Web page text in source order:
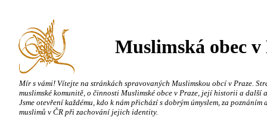
Muslimská obec v
Mír s vámi! Vítejte na stránkách spravovaných Muslimskou obcí v Praze.
muslimské komunitě, o činnosti Muslimské obce v Praze, její historii a další
Jsme otevření každému, kdo k nám přichází s dobrým úmyslem, za
muslimů v ČR při zachování jejich identity.